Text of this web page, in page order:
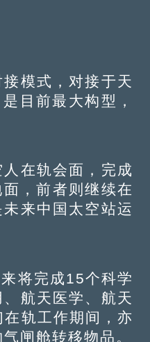
模式，对接于天
目前最大构型，
在轨会面，完成
，前者则继续在
来中国太空站运
将完成15个科学
航天医学、航天
轨工作期间，亦
闸舱转移物品。